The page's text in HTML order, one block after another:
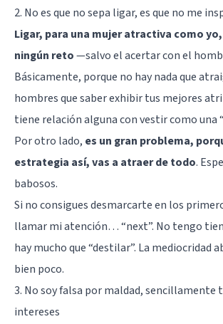
2. No es que no sepa ligar, es que no me
Ligar, para una mujer atractiva como
ningún reto—salvo el acertar con el
Básicamente, porque no hay nada que
hombres que saber exhibir tus mejores
tiene relación alguna con vestir como una
Por otro lado, es un gran problema,
estrategia así, vas a atraer de todo.
babosos.
Si no consigues desmarcarte en los
llamar mi atención… “next”. No tengo
hay mucho que “destilar”. La mediocridad
bien poco.
3. No soy falsa por maldad, sencillamente
intereses